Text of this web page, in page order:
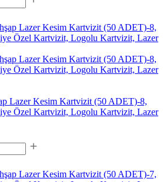
Lazer Kesim Kartvizit (50 ADET)-8,
Özel Kartvizit, Logolu Kartvizit, Lazer